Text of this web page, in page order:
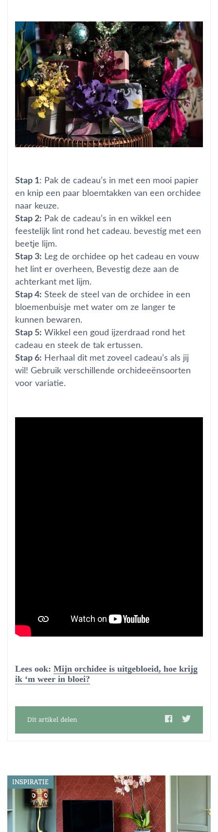
Stap 1: Pak de cadeau’s in met een mooi papier
en knip een paar bloemtakken van een orchidee
naar keuze.
Stap 2: Pak de cadeau’s in en wikkel een
feestelijk lint rond het cadeau. bevestig met een
beetje lijm.
Stap 3: Leg de orchidee op het cadeau en vouw
het lint er overheen, Bevestig deze aan de
achterkant met lijm.
Stap 4: Steek de steel van de orchidee in een
bloemenbuisje met water om ze langer te
kunnen bewaren.
Stap 5: Wikkel een goud ijzerdraad rond het
cadeau en steek de tak ertussen.
Stap 6: Herhaal dit met zoveel cadeau’s als jij
wil! Gebruik verschillende orchideeënsoorten
voor variatie.
Lees ook: Mijn orchidee is uitgebloeid, hoe krijg
ik ‘m weer in bloei?
Dit artikel delen
INSPIRATIE